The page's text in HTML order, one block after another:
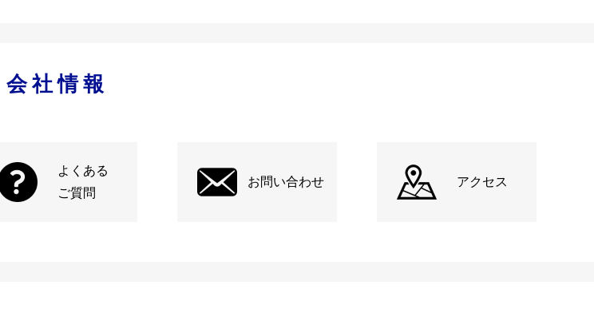
会社情報
よくある
ご質問
お問い合わせ アクセス